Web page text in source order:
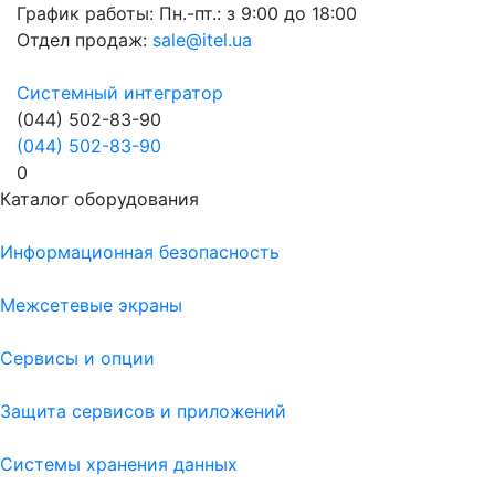
График работы: Пн.-пт.: з 9:00 до 18:00
Отдел продаж: sale@itel.ua
Системный интегратор
(044) 502-83-90
(044) 502-83-90
0
Каталог оборудования
Информационная безопасность
Межсетевые экраны
Сервисы и опции
Защита сервисов и приложений
Системы хранения данных